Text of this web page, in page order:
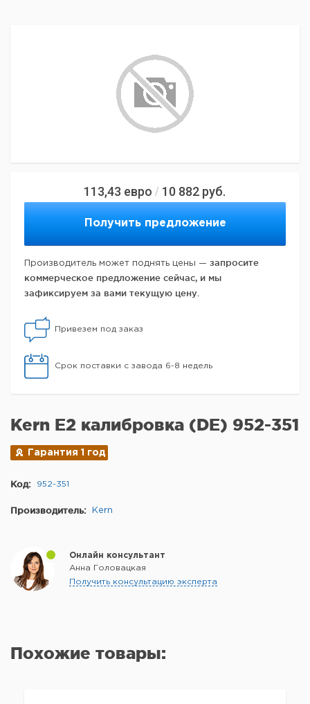
113,43 евро / 10 882 руб.
Получить предложение
Производитель может поднять цены — запросите
коммерческое предложение сейчас, и мы
зафиксируем за вами текущую цену.
Привезем под заказ
Срок поставки с завода 6-8 недель
Kern E2 калибровка (DE) 952-351
Гарантия 1 год
Код: 952-351
Производитель: Kern
Онлайн консультант
Анна Головацкая
Получить консультацию эксперта
Похожие товары: